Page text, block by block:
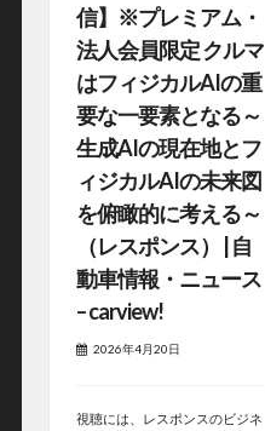
信】※プレミアム・
法人会員限定 クルマ
はフィジカルAIの重
要な一要素となる～
生成AIの現在地とフ
ィジカルAIの未来図
を俯瞰的に考える～
（レスポンス） | 自
動車情報・ニュース
– carview!
2026年4月20日
視聴には、レスポンスのビジネ